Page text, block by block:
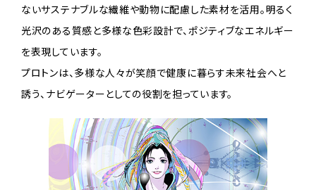
ないサステナブルな繊維や動物に配慮した素材を活用。明るく
光沢のある質感と多様な色彩設計で、ポジティブなエネルギー
を表現しています。
プロトンは、多様な人々が笑顔で健康に暮らす未来社会へと
誘う、ナビゲーターとしての役割を担っています。